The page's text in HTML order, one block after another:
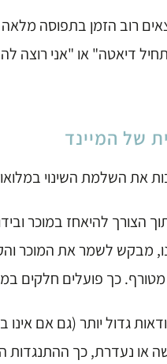
רוב הזמן בתפוסה מלאה
דיאטה" או "אני רוצה
של המיינד
את השלמת השינוי
הצורך להיאחז במוכר
מבקש לשמר את המוכר
מטורף. כך פועלים חלקים
גדול יותר (גם אם
או נעדרת, כך ההתנגדות